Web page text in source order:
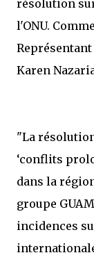
résolution
l'ONU.
Karen
"La
‘conflits
dans la
groupe
incidences